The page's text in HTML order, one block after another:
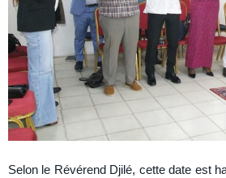
Selon le Révérend Djilé, cette date est